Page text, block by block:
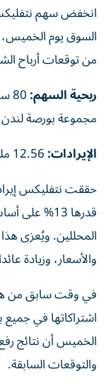
السوق يوم
من توقعات أرباح
ربحية السهم:
مجموعة بورصة لندن
الإيرادات:12.56 مليار دولار مقابل 12.59 مليار دولار متوقعة
قدرها 13%
المحللين. ويُعزى
والأسعار، وزيادة
في وقت سابق من
اشتراكاتها في
الخميس أن نتائج
والتوقعات السابقة.